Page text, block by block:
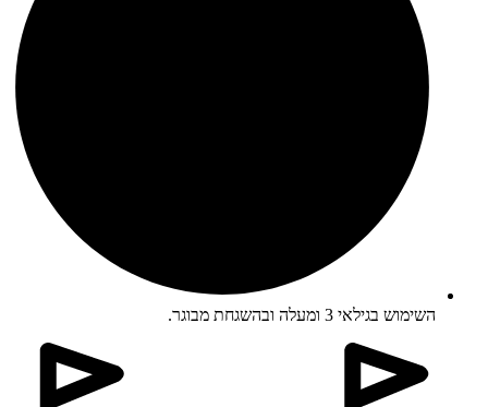
השימוש בגילאי 3 ומעלה ובהשגחת מבוגר.